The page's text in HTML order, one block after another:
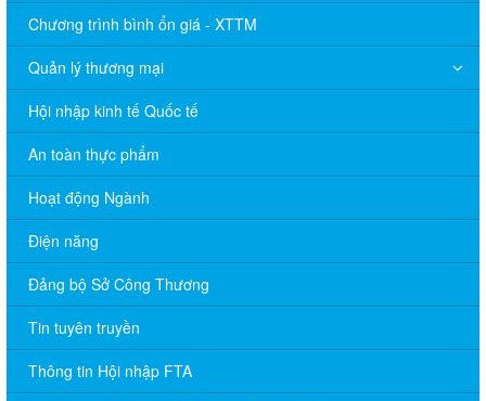
Chương trình bình ổn giá - XTTM
Quản lý thương mại
Hội nhập kinh tế Quốc tế
An toàn thực phẩm
Hoạt động Ngành
Điện năng
Đảng bộ Sở Công Thương
Tin tuyên truyền
Thông tin Hội nhập FTA